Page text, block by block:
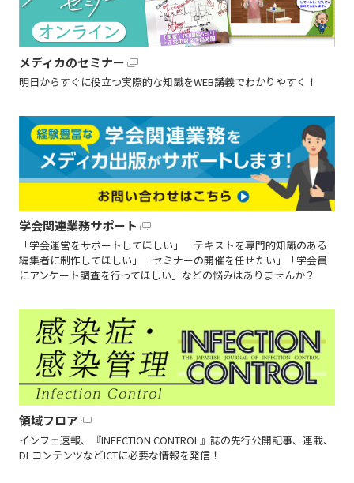
メディカのセミナー
明日からすぐに役立つ実際的な知識をWEB講義でわかりやすく！
学会関連業務サポート
「学会運営をサポートしてほしい」「テキストを専門的知識のある
編集者に制作してほしい」「セミナーの開催を任せたい」「学会員
にアンケート調査を行ってほしい」などの悩みはありませんか？
領域フロア
インフェ速報、『INFECTION CONTROL』誌の先行公開記事、連載、
DLコンテンツなどICTに必要な情報を発信！